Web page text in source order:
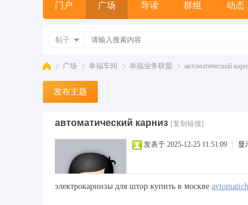
门户 广场 导读 群组 动态
帖子
广场 幸福车间 幸福业务联盟 автоматический
发布主题
автоматический карниз [复制链接]
发表于 2025-12-25 11:51:09 显
электрокарнизы для штор купить в москве